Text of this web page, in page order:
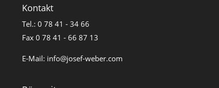
Kontakt
Tel.: 0 78 41 - 34 66
Fax 0 78 41 - 66 87 13
E-Mail: info@josef-weber.com